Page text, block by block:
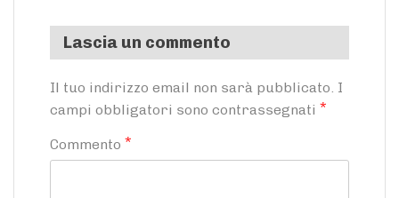
Lascia un commento
Il tuo indirizzo email non sarà pubblicato. I
campi obbligatori sono contrassegnati *
Commento *